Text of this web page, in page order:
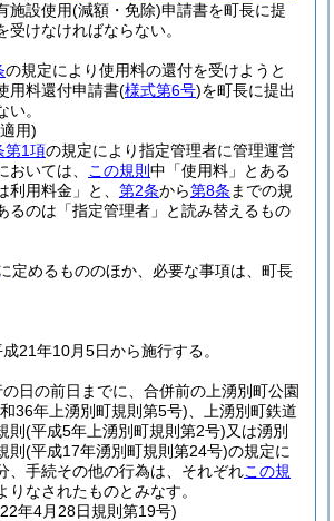
施設使用(減額・免除)申請書を町長に提
受けなければならない。
の規定により使用料の還付を受けようと
用料還付申請書(様式第6号)を町長に提出
い。
用)
第1項の規定により指定管理者に管理運営
おいては、
この規則 中「使用料」とある
利用料金」と、 第2条から第8条 までの規
るのは「指定管理者」と読み替えるもの
定めるもののほか、必要な事項は、町長
21年10月5日から施行する。
日の前日までに、合併前の上湧別町公園
36年上湧別町規則第5号) 、上湧別町鉄道
則 (平成5年上湧別町規則第2号)又は湧別
則 (平成17年湧別町規則第24号)の規定に
、手続その他の行為は、それぞれこの規
りなされたものとみなす。
年4月28日規則第19号)